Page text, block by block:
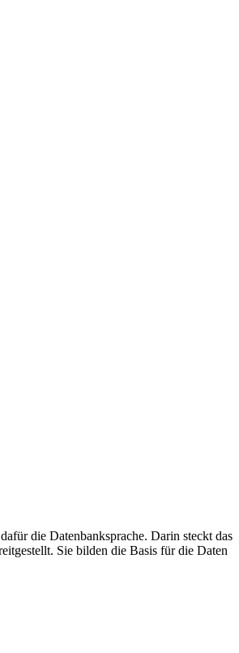
die Datenbanksprache. Darin steckt das
Sie bilden die Basis für die Daten